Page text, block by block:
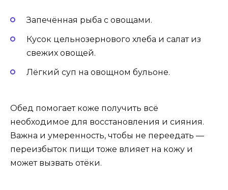
Запечённая рыба с овощами.
Кусок цельнозернового хлеба и салат из
свежих овощей.
Лёгкий суп на овощном бульоне.
Обед помогает коже получить всё
необходимое для восстановления и сияния.
Важна и умеренность, чтобы не переедать —
переизбыток пищи тоже влияет на кожу и
может вызвать отёки.